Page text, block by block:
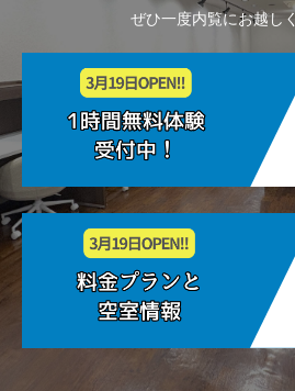
ぜひ一度内覧にお越し